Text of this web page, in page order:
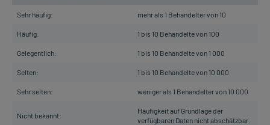
Sehr häufig: mehr als 1 Behandelter von 10
Häufig: 1 bis 10 Behandelte von 100
Gelegentlich: 1 bis 10 Behandelte von 1 000
Selten: 1 bis 10 Behandelte von 10 000
Sehr selten: weniger als 1 Behandelter von 10 000
Nicht bekannt:
Häufigkeit auf Grundlage der
verfügbaren Daten nicht abschätzbar.